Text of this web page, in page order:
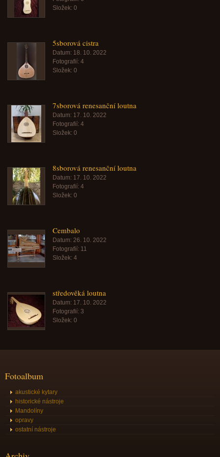
Složek: 0
5sborová cistra
Datum: 18. 10. 2022
Fotografií: 4
Složek: 0
7sborová renesanční loutna
Datum: 17. 10. 2022
Fotografií: 4
Složek: 0
8sborová renesanční loutna
Datum: 17. 10. 2022
Fotografií: 4
Složek: 0
Cembalo
Datum: 26. 10. 2022
Fotografií: 11
Složek: 4
středověká loutna
Datum: 17. 10. 2022
Fotografií: 3
Složek: 0
Fotoalbum
akustické kytary
historické nástroje
Mandolíny
opravy
ostatní nástroje